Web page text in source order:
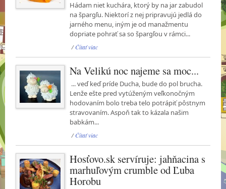
Hádam niet kuchára, ktorý by na jar zabudol
na špargľu. Niektorí z nej pripravujú jedlá do
jarného menu, iným je od manažmentu
dopriate pohrať sa so špargľou v rámci...
/Čítať viac
Na Velikú noc najeme sa moc...
... veď keď príde Ducha, bude do pol brucha.
Lenže ešte pred vytúženým veľkonočným
hodovaním bolo treba telo potrápiť pôstnym
stravovaním. Aspoň tak to kázala našim
babkám...
/Čítať viac
Hosťovo.sk servíruje: jahňacina s
marhuľovým crumble od Ľuba
Horobu